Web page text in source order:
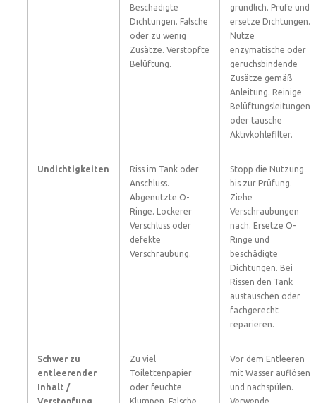
Beschädigte
Dichtungen. Falsche
oder zu wenig
Zusätze. Verstopfte
Belüftung.
gründlich. Prüfe und
ersetze Dichtungen.
Nutze
enzymatische oder
geruchsbindende
Zusätze gemäß
Anleitung. Reinige
Belüftungsleitungen
oder tausche
Aktivkohlefilter.
Undichtigkeiten
Riss im Tank oder
Anschluss.
Abgenutzte O-
Ringe. Lockerer
Verschluss oder
defekte
Verschraubung.
Stopp die Nutzung
bis zur Prüfung.
Ziehe
Verschraubungen
nach. Ersetze O-
Ringe und
beschädigte
Dichtungen. Bei
Rissen den Tank
austauschen oder
fachgerecht
reparieren.
Schwer zu
entleerender
Inhalt /
Zu viel
Toilettenpapier
oder feuchte
Vor dem Entleeren
mit Wasser auflösen
und nachspülen.